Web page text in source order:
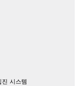
시스템